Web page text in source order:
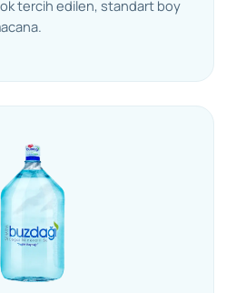
tercih edilen, standart boy